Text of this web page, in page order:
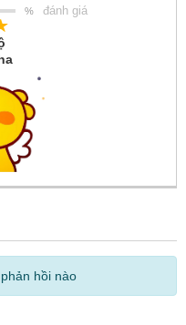
% đánh giá
hồi nào